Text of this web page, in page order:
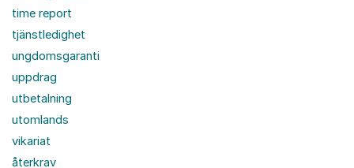
time report
tjänstledighet
ungdomsgaranti
uppdrag
utbetalning
utomlands
vikariat
återkrav